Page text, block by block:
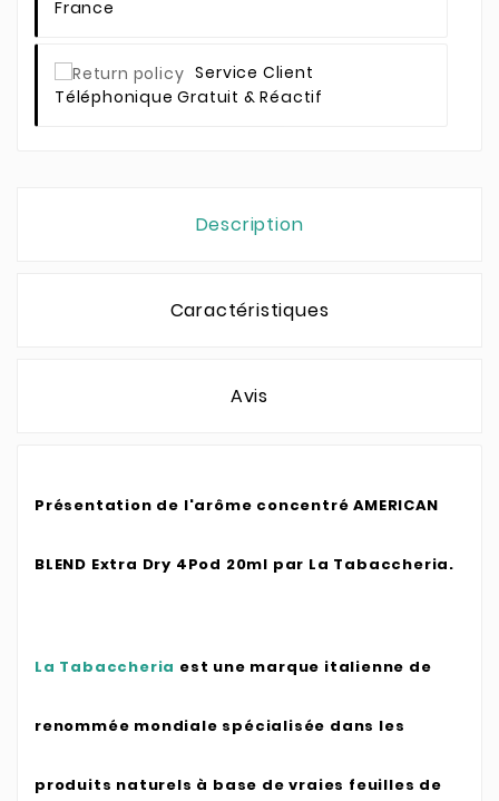
France
Service Client
Téléphonique Gratuit & Réactif
Description
Caractéristiques
Avis
Présentation de l'arôme concentré AMERICAN
BLEND Extra Dry 4Pod 20ml par La Tabaccheria.
La Tabaccheria est une marque italienne de
renommée mondiale spécialisée dans les
produits naturels à base de vraies feuilles de